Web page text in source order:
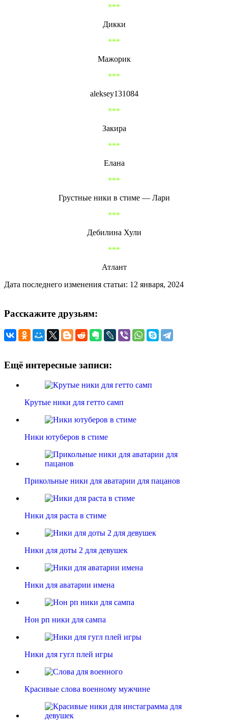
***
Дикки
***
Мажорик
***
aleksey131084
***
Закира
***
Елана
***
Грустные ники в стиме — Лари
***
Дебилина Хули
***
Атлант
Дата последнего изменения статьи: 12 января, 2024
Расскажите друзьям:
Ещё интересные записи:
Крутые ники для гетто самп
Ники ютуберов в стиме
Прикольные ники для аватарии для пацанов
Ники для раста в стиме
Ники для доты 2 для девушек
Ники для аватарии имена
Нон рп ники для сампа
Ники для гугл плей игры
Красивые слова военному мужчине